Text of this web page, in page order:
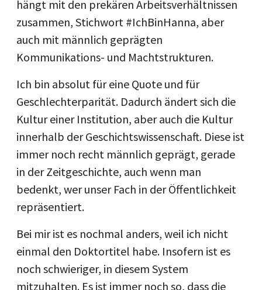
hängt mit den prekären Arbeitsverhältnissen
zusammen, Stichwort #IchBinHanna, aber
auch mit männlich geprägten
Kommunikations- und Machtstrukturen.
Ich bin absolut für eine Quote und für
Geschlechterparität. Dadurch ändert sich die
Kultur einer Institution, aber auch die Kultur
innerhalb der Geschichtswissenschaft. Diese ist
immer noch recht männlich geprägt, gerade
in der Zeitgeschichte, auch wenn man
bedenkt, wer unser Fach in der Öffentlichkeit
repräsentiert.
Bei mir ist es nochmal anders, weil ich nicht
einmal den Doktortitel habe. Insofern ist es
noch schwieriger, in diesem System
mitzuhalten. Es ist immer noch so, dass die